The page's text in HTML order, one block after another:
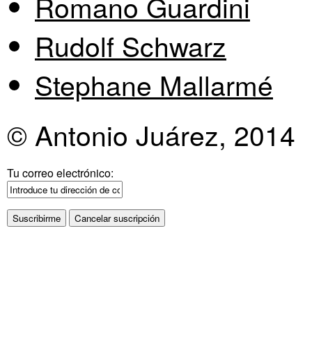
Rudolf Schwarz
Stephane Mallarmé
© Antonio Juárez,
Tu correo electrónico: